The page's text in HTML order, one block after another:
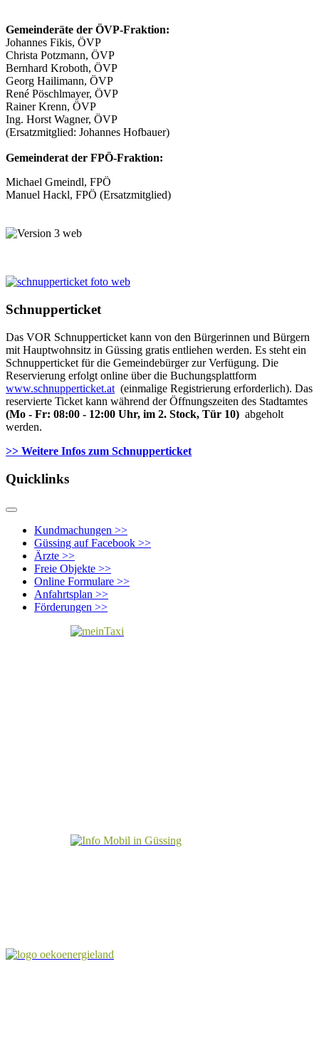
Gemeinderäte der ÖVP-Fraktion:
Johannes Fikis, ÖVP
Christa Potzmann, ÖVP
Bernhard Kroboth, ÖVP
Georg Hailimann, ÖVP
René Pöschlmayer, ÖVP
Rainer Krenn, ÖVP
Ing. Horst Wagner, ÖVP
(Ersatzmitglied: Johannes Hofbauer)
Gemeinderat der FPÖ-Fraktion:
Michael Gmeindl, FPÖ
Manuel Hackl, FPÖ (Ersatzmitglied)
Schnupperticket
Das VOR Schnupperticket kann von den Bürgerinnen und Bürgern
mit Hauptwohnsitz in Güssing gratis entliehen werden. Es steht ein
Schnupperticket für die Gemeindebürger zur Verfügung. Die
Reservierung erfolgt online über die Buchungsplattform
www.schnupperticket.at (einmalige Registrierung erforderlich). Das
reservierte Ticket kann während der Öffnungszeiten des Stadtamtes
(Mo - Fr: 08:00 - 12:00 Uhr, im 2. Stock, Tür 10) abgeholt
werden.
>> Weitere Infos zum Schnupperticket
Quicklinks
Kundmachungen >>
Güssing auf Facebook >>
Ärzte >>
Freie Objekte >>
Online Formulare >>
Anfahrtsplan >>
Förderungen >>